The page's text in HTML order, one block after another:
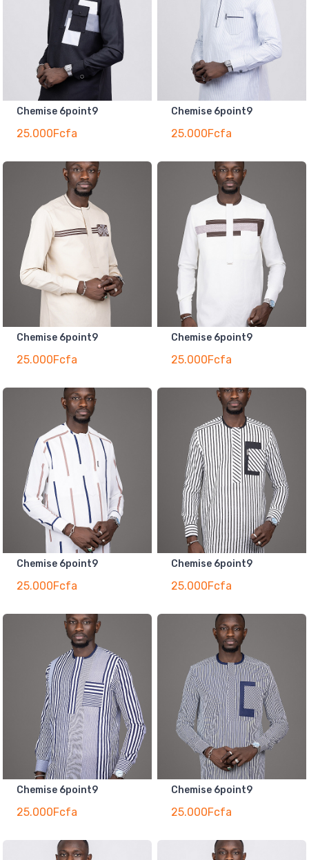
Chemise 6point9
25.000Fcfa
Chemise 6point9
25.000Fcfa
Chemise 6point9
25.000Fcfa
Chemise 6point9
25.000Fcfa
Chemise 6point9
25.000Fcfa
Chemise 6point9
25.000Fcfa
Chemise 6point9
25.000Fcfa
Chemise 6point9
25.000Fcfa